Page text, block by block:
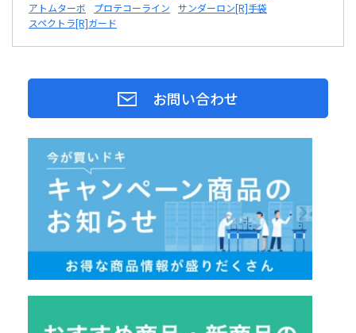
アトムターボ
プロテコーライン
サンダーロン[R]手袋
スペクトラ[R]ガード
お問い合わせ